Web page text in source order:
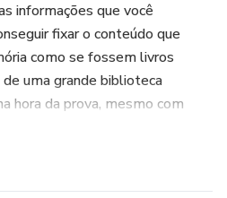
informações que você
fixar o conteúdo que
como se fossem livros
uma grande biblioteca
hora da prova, mesmo com
onde buscar de volta e